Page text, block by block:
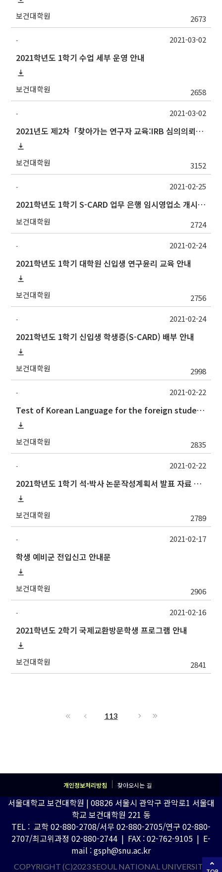
보건대학원 2673
-
2021학년도 1학기 수업 세부 운영 안내
보건대학원 2658
2021-03-02
-
2021년도 제2차「찾아가는 연구자 교육:IRB 심의의뢰서 작성법」안내
보건대학원 3152
2021-03-02
-
2021학년도 1학기 S-CARD 업무 은행 임시영업소 개시 안내
보건대학원 2724
2021-02-25
-
2021학년도 1학기 대학원 신입생 연구윤리 교육 안내
보건대학원 2756
2021-02-24
-
2021학년도 1학기 신입생 학생증(S-CARD) 배부 안내
보건대학원 2998
2021-02-24
-
Test of Korean Language for the foreign students(the 1st semester, 2021)
보건대학원 2835
2021-02-22
-
2021학년도 1학기 석·박사 논문작성계획서 발표 자료 제출 및 발표 시간 안내
보건대학원 2789
2021-02-22
-
학생 예비군 전입신고 안내문
보건대학원 2906
2021-02-17
-
2021학년도 2학기 국제교환방문학생 프로그램 안내
보건대학원 2841
2021-02-16
113
개인정보처리방침 찾아오시는 길
서울대학교 보건대학원 | 08826 서울시 관악구 관악로1 서울대
학교 보건대학원 221 동
TEL : 교학 02-880-2708/서무 02-880-2705/연구 02-880-
2707/최고위과정 02-880-2744 | FAX : 02-762-9105 | E-
mail : gsph@snu.ac.kr
COPYRIGHT (C)2023 SEOUL NATIONAL UNIVERSITY